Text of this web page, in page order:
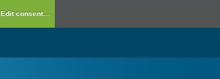
Edit consent...